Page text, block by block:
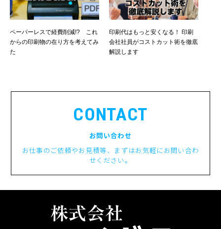
ペーパーレスで経費削減!? これ
からの印刷物の在り方を考えてみ
た
印刷代はもっと安くなる！ 印刷
会社社員がコストカット術を徹底
解説します
CONTACT
お問い合わせ
お仕事のご依頼やお見積等、まずはお気軽にお問い合わ
せください。